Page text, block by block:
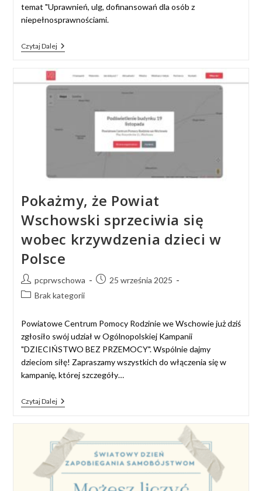
temat "Uprawnień, ulg, dofinansowań dla osób z
niepełnosprawnościami.
Czytaj Dalej
Pokażmy, że Powiat
Wschowski sprzeciwia się
wobec krzywdzenia dzieci w
Polsce
pcprwschowa
25 września 2025
Brak kategorii
Powiatowe Centrum Pomocy Rodzinie we Wschowie już dziś
zgłosiło swój udział w Ogólnopolskiej Kampanii
"DZIECIŃSTWO BEZ PRZEMOCY". Wspólnie dajmy
dzieciom siłę! Zapraszamy wszystkich do włączenia się w
kampanię, której szczegóły…
Czytaj Dalej